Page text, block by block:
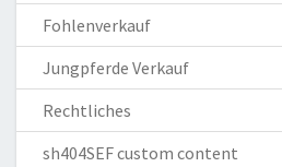
Fohlenverkauf
Jungpferde Verkauf
Rechtliches
sh404SEF custom content